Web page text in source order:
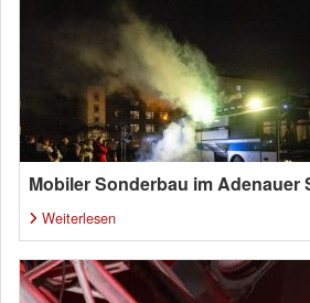
Mobiler Sonderbau im Adenauer
Weiterlesen